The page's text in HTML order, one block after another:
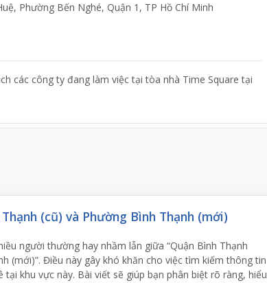
Phường Bến Nghé, Quận 1, TP Hồ Chí Minh
các công ty đang làm việc tại tòa nhà Time Square tại
(cũ) và Phường Bình Thạnh (mới)
người thường hay nhầm lẫn giữa “Quận Bình Thạnh
(mới)”. Điều này gây khó khăn cho việc tìm kiếm thông tin
tại khu vực này. Bài viết sẽ giúp bạn phân biệt rõ ràng, hiểu